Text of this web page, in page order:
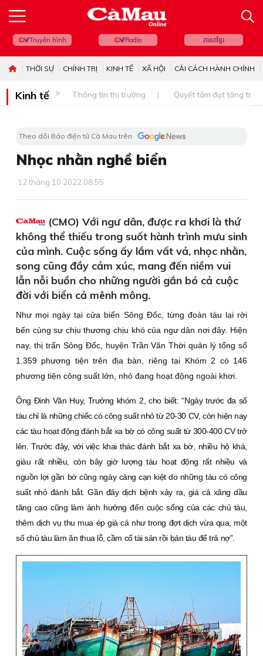
Truyền hình Radio ភាសាខ្មែរ
THỜI SỰ CHÍNH TRỊ KINH TẾ XÃ HỘI CẢI CÁCH HÀNH CHÍNH
Kinh tế Thông tin thị trường Quyết tâm đạt tăng
Theo dõi Báo điện tử Cà Mau trên
Nhọc nhằn nghề biển
12 tháng 10 2022 08:55
(CMO) Với ngư dân, được ra khơi là thứ
không thể thiếu trong suốt hành trình mưu sinh
của mình. Cuộc sống ấy lắm vất vả, nhọc nhằn,
song cũng đầy cảm xúc, mang đến niềm vui
lẫn nỗi buồn cho những người gắn bó cả cuộc
đời với biển cả mênh mông.
Như mọi ngày tại cửa biển Sông Ðốc, từng đoàn tàu lại rời
bến cùng sự chịu thương chịu khó của ngư dân nơi đây. Hiện
nay, thị trấn Sông Ðốc, huyện Trần Văn Thời quản lý tổng số
1.359 phương tiện trên địa bàn, riêng tại Khóm 2 có 146
phương tiện công suất lớn, nhỏ đang hoạt động ngoài khơi.
Ông Ðinh Văn Huy, Trưởng khóm 2, cho biết: “Ngày trước đa số
tàu chỉ là những chiếc có công suất nhỏ từ 20-30 CV, còn hiện nay
các tàu hoạt động đánh bắt xa bờ có công suất từ 300-400 CV trở
lên. Trước đây, với việc khai thác đánh bắt xa bờ, nhiều hộ khá,
giàu rất nhiều, còn bây giờ lượng tàu hoạt động rất nhiều và
nguồn lợi gần bờ cũng ngày càng cạn kiệt do những tàu có công
suất nhỏ đánh bắt. Gần đây dịch bệnh xảy ra, giá cả xăng dầu
tăng cao cũng làm ảnh hưởng đến cuộc sống của các chủ tàu,
thêm dịch vụ thu mua ép giá cá như trong đợt dịch vừa qua, một
số chủ tàu làm ăn thua lỗ, cầm cố tài sản rồi bán tàu để trả nợ”.